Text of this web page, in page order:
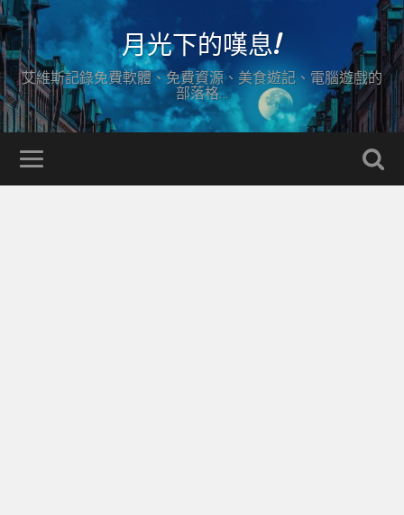
月光下的嘆息!
艾維斯記錄免費軟體、免費資源、美食遊記、電腦遊戲的
部落格…